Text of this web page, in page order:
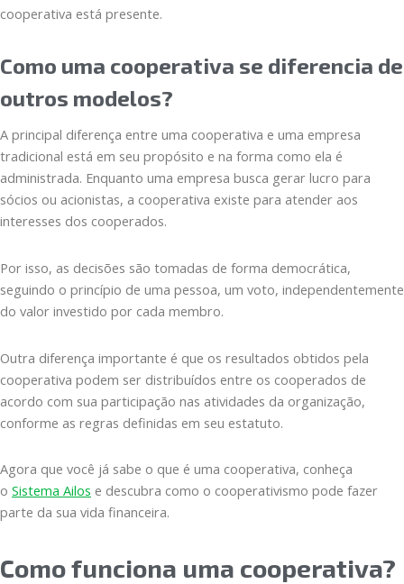
cooperativa está presente.
Como uma cooperativa se diferencia de
outros modelos?
A principal diferença entre uma cooperativa e uma empresa
tradicional está em seu propósito e na forma como ela é
administrada. Enquanto uma empresa busca gerar lucro para
sócios ou acionistas, a cooperativa existe para atender aos
interesses dos cooperados.
Por isso, as decisões são tomadas de forma democrática,
seguindo o princípio de uma pessoa, um voto, independentemente
do valor investido por cada membro.
Outra diferença importante é que os resultados obtidos pela
cooperativa podem ser distribuídos entre os cooperados de
acordo com sua participação nas atividades da organização,
conforme as regras definidas em seu estatuto.
Agora que você já sabe o que é uma cooperativa, conheça
o Sistema Ailos e descubra como o cooperativismo pode fazer
parte da sua vida financeira.
Como funciona uma cooperativa?